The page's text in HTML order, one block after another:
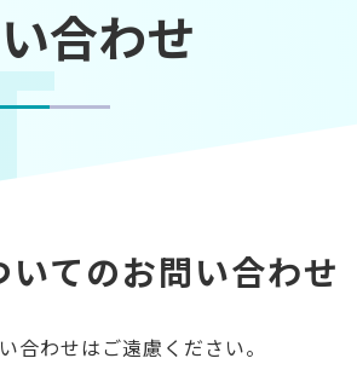
合わせ
てのお問い合わせ
合わせはご遠慮ください。